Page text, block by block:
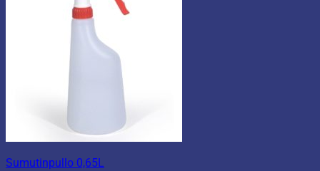
Sumutinpullo 0,65L